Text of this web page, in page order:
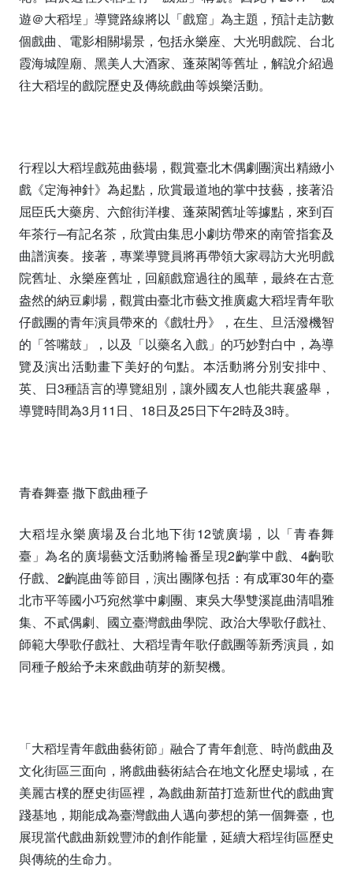
遊＠大稻埕」導覽路線將以「戲窟」為主題，預計走訪數
個戲曲、電影相關場景，包括永樂座、大光明戲院、台北
霞海城隍廟、黑美人大酒家、蓬萊閣等舊址，解說介紹過
往大稻埕的戲院歷史及傳統戲曲等娛樂活動。
行程以大稻埕戲苑曲藝場，觀賞臺北木偶劇團演出精緻小
戲《定海神針》為起點，欣賞最道地的掌中技藝，接著沿
屈臣氏大藥房、六館街洋樓、蓬萊閣舊址等據點，來到百
年茶行─有記名茶，欣賞由集思小劇坊帶來的南管指套及
曲譜演奏。接著，專業導覽員將再帶領大家尋訪大光明戲
院舊址、永樂座舊址，回顧戲窟過往的風華，最終在古意
盎然的納豆劇場，觀賞由臺北市藝文推廣處大稻埕青年歌
仔戲團的青年演員帶來的《戲牡丹》，在生、旦活潑機智
的「答嘴鼓」，以及「以藥名入戲」的巧妙對白中，為導
覽及演出活動畫下美好的句點。本活動將分別安排中、
英、日3種語言的導覽組別，讓外國友人也能共襄盛舉，
導覽時間為3月11日、18日及25日下午2時及3時。
青春舞臺 撒下戲曲種子
大稻埕永樂廣場及台北地下街12號廣場，以「青春舞
臺」為名的廣場藝文活動將輪番呈現2齣掌中戲、4齣歌
仔戲、2齣崑曲等節目，演出團隊包括：有成軍30年的臺
北市平等國小巧宛然掌中劇團、東吳大學雙溪崑曲清唱雅
集、不貳偶劇、國立臺灣戲曲學院、政治大學歌仔戲社、
師範大學歌仔戲社、大稻埕青年歌仔戲團等新秀演員，如
同種子般給予未來戲曲萌芽的新契機。
「大稻埕青年戲曲藝術節」融合了青年創意、時尚戲曲及
文化街區三面向，將戲曲藝術結合在地文化歷史場域，在
美麗古樸的歷史街區裡，為戲曲新苗打造新世代的戲曲實
踐基地，期能成為臺灣戲曲人邁向夢想的第一個舞臺，也
展現當代戲曲新銳豐沛的創作能量，延續大稻埕街區歷史
與傳統的生命力。